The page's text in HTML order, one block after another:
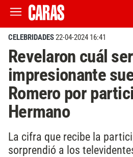
CELEBRIDADES22-04-2024 16:41
Revelaron cuál
impresionante
Romero por
Hermano
La cifra que recibe la
sorprendió a los